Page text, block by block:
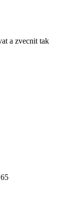
a zvecnit tak